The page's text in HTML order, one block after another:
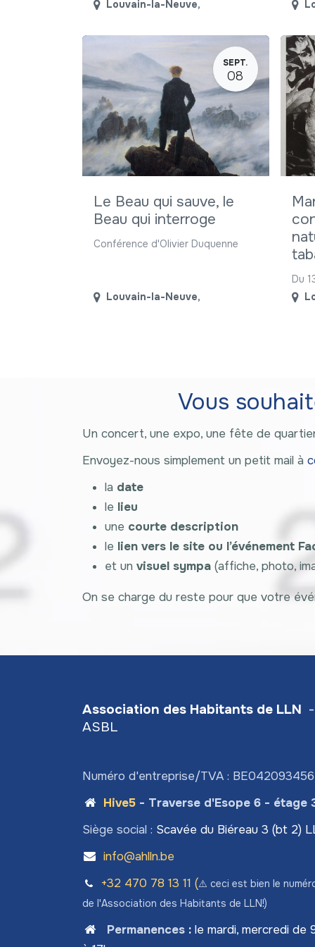
Louvain-la-Neuve,
SEPT.
08
Le Beau qui sauve, le
Beau qui interroge
Conférence d'Olivier Duquenne
Louvain-la-Neuve,
Du
Vous
Un concert, une expo, une fête de
Envoyez-nous simplement un petit mail à
la date
le lieu
une courte description
le lien vers le site ou l’événement
et un visuel sympa (affiche, photo,
On se charge du reste pour que votre
Association des Habitants de LLN -
ASBL
Numéro d'entreprise/TVA :
Hive5- Traverse d'Esope 6 - étage
Siège social : Scavée du Biéreau 3 (bt 2)
info@ahlln.be
+32 470 78​ 13 11 (⚠️ ceci est bien le
de l'Association des Habitants de LLN!)
Permanences: le mardi, mercredi de